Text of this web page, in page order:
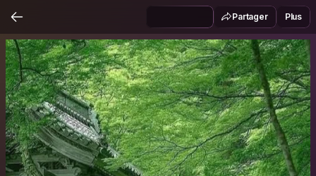
Partager Plus